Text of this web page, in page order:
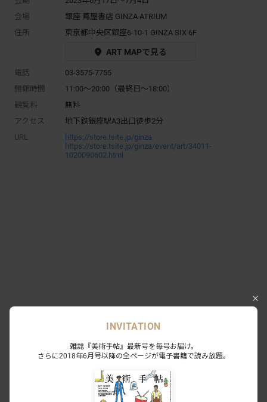
会場
銀座 蔦屋書店 GINZA ATRIUM
住所
東京都中央区銀座6-10-1 GINZA SIX 6F
ART MAPで見る
電話
03-3575-7755
開館時間
11:00～20:00（最終日〜18:00）
観覧料
無料
アクセス
地下鉄銀座駅A3出口徒歩2分
URL
https://store.tsite.jp/ginza
https://store.tsite.jp/ginza/event/art/34011-
1020090602.html
ルボニーによる過去最大規模のグルー
プ展に16作家が参加
NEWS
INVITATION
雑誌『美術手帖』最新号を毎号お届け。
さらに2018年6月号以降の全ページが電子書籍で読み放題。